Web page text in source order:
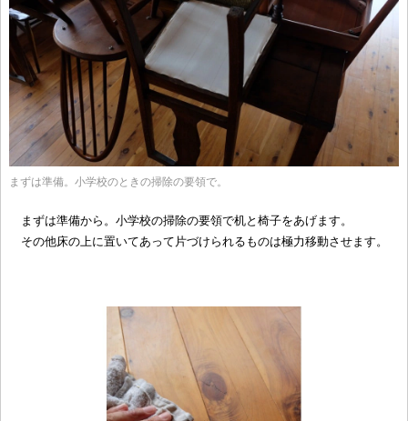
まずは準備。小学校のときの掃除の要領で。
まずは準備から。小学校の掃除の要領で机と椅子をあげます。
その他床の上に置いてあって片づけられるものは極力移動させます。